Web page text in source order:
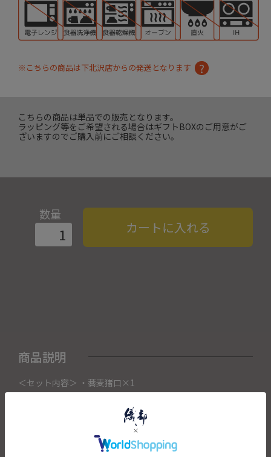
※こちらの商品は下北沢店からの発送となります
こちらの商品は単品での販売となります。
ラッピング等をご希望される場合はギフトBOXのご用意がご
ざいますのでご購入前にご相談ください。
数量
カートに入れる
商品説明
＜セット内容＞ ・蕎麦猪口×1
こちらの商品は織部下北沢店にて展示販売中の作品になりま
ご注文いただいたタイミングによって織部下北沢店頭で売り
切れた場合は、キャンセルさせて頂きます。
また織部下北沢店からの出荷になりますので、ご注文確認